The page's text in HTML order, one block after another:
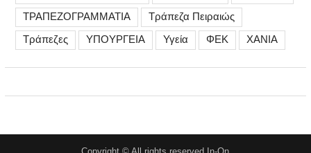
ΤΡΑΠΕΖΟΓΡΑΜΜΑΤΙΑ
Τράπεζα Πειραιώς
Τράπεζες
ΥΠΟΥΡΓΕΙΑ Υγεία ΦΕΚ ΧΑΝΙΑ